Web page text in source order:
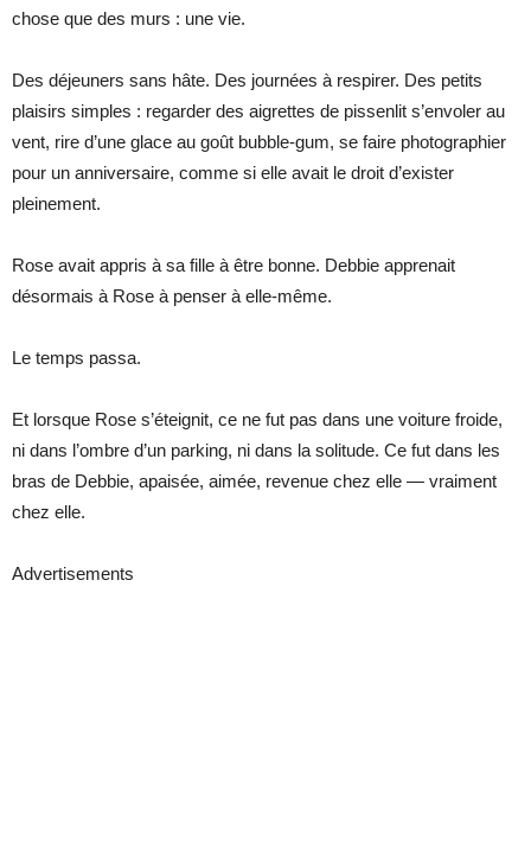
chose que des murs : une vie.
Des déjeuners sans hâte. Des journées à respirer. Des petits
plaisirs simples : regarder des aigrettes de pissenlit s’envoler au
vent, rire d’une glace au goût bubble-gum, se faire photographier
pour un anniversaire, comme si elle avait le droit d’exister
pleinement.
Rose avait appris à sa fille à être bonne. Debbie apprenait
désormais à Rose à penser à elle-même.
Le temps passa.
Et lorsque Rose s’éteignit, ce ne fut pas dans une voiture froide,
ni dans l’ombre d’un parking, ni dans la solitude. Ce fut dans les
bras de Debbie, apaisée, aimée, revenue chez elle — vraiment
chez elle.
Advertisements